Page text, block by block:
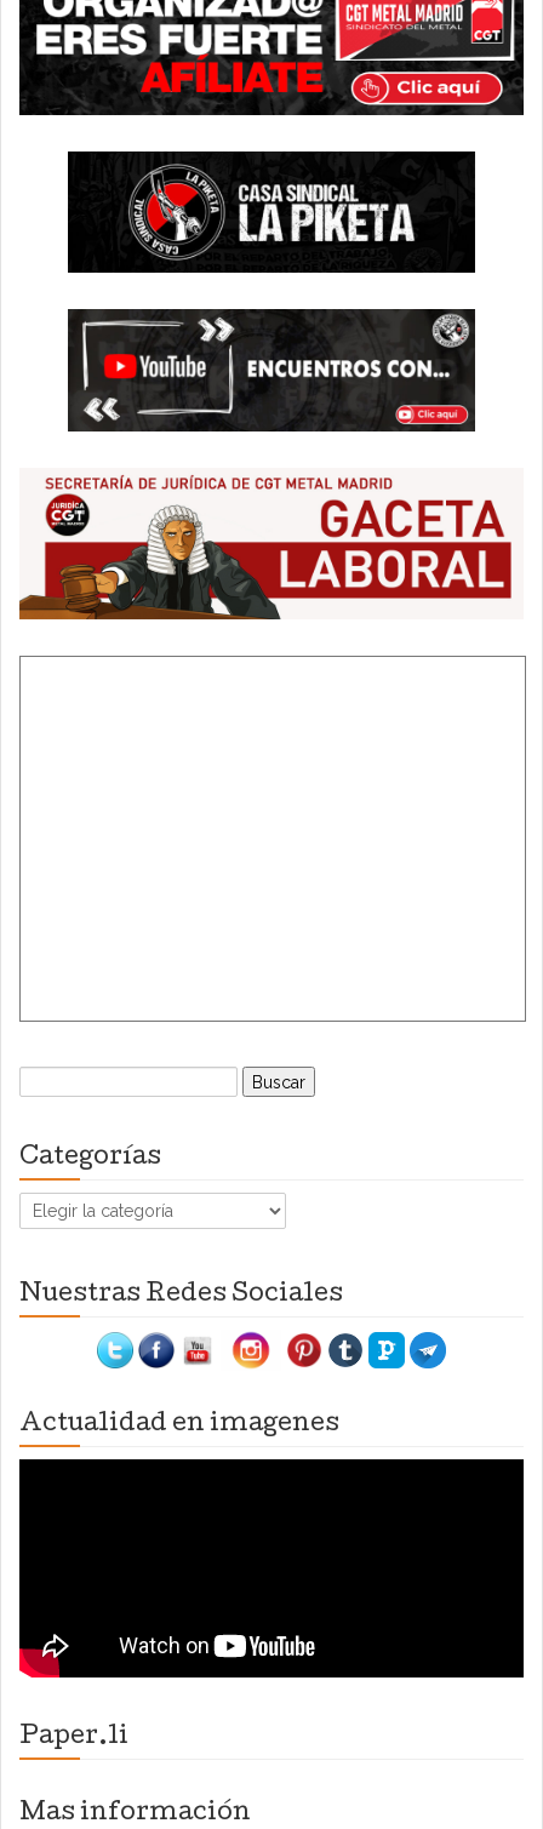
Buscar:
Categorías
Categorías
Nuestras Redes Sociales
Actualidad en imagenes
Paper.li
Mas información